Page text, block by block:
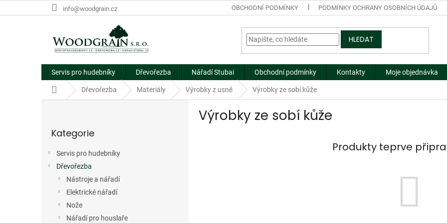
na
info@woodgrain.cz OBCHODNÍ PODMÍNKY PODMÍNKY OCHRANY OSOBNÍCH ÚDAJŮ
HLEDAT
Servis pro hudebníky Dřevořezba Nářadí Stubai Obchodní podmínky Kontakty Moje objednávka
Domů Dřevořezba Materiály Výrobky z usně Výrobky ze sobí kůže
kategorie
Kategorie
Servis pro hudebníky
Dřevořezba
Nástroje a nářadí
Elektrické nářadí
Nože
Nářadí pro houslaře
Výrobky ze sobí kůže
Produkty teprve